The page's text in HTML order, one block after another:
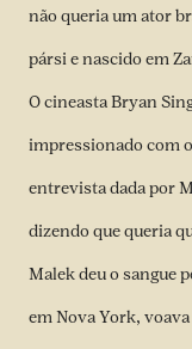
não queria um ator
pársi e nascido em
O cineasta Bryan
impressionado com
entrevista dada por
dizendo que queria
Malek deu o sangue
em Nova York,